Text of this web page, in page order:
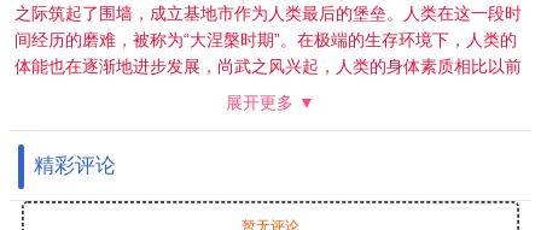
之际筑起了围墙，成立基地市作为人类最后的堡垒。人类在这一段时
间经历的磨难，被称为“大涅槃时期”。在极端的生存环境下，人类的
体能也在逐渐地进步发展，尚武之风兴起，人类的身体素质相比以前
有了质的飞越。而这其中的佼佼者，被称为“武者”。 18岁的罗峰也梦
抉择，却不料怪兽的一次袭击影响了他的人生轨迹。在强大怪兽的威
胁之下，市内居民面临危险，军方却束手无策。唯有一名武者挺身而
出，保卫了基地市的安全。罗峰被武者的强大所感染，暗自立下成为
武者以保护所爱之人的决心。这是一切的开始，罗峰武者之路的起
展开更多 ▼
精彩评论